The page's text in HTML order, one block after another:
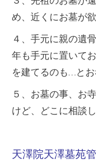
め、近くにお墓が欲
４、手元に親の遺
年も手元に置いて
を建てるのも…とお
５、お墓の事、お
けど、どこに相談
天澤院天澤墓苑